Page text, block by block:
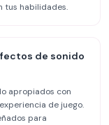
tus habilidades.
de sonido
apropiados con
de juego.
para